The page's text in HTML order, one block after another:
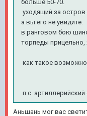
больше 50-70.
уходящий за
а вы его не увидите.
в ранговом бою
торпеды прицельно,
как такое
п.с.
Аньшань мог вас